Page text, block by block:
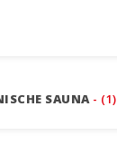
SAUNA - (1)